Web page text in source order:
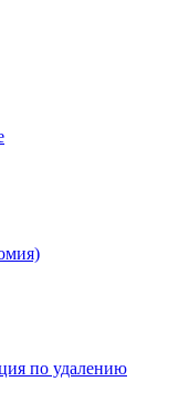
по удалению